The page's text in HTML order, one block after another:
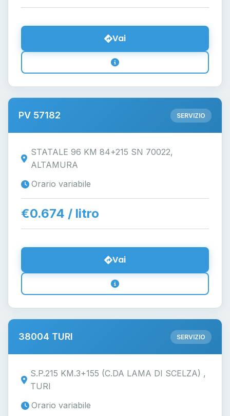
Vai
PV 57182 SERVIZIO
STATALE 96 KM 84+215 SN 70022,
ALTAMURA
Orario variabile
€0.674 / litro
Vai
38004 TURI SERVIZIO
S.P.215 KM.3+155 (C.DA LAMA DI SCELZA) ,
TURI
Orario variabile